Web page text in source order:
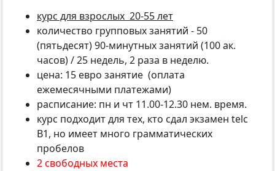
курс для взрослых 20-55 лет
количество групповых занятий - 50
(пятьдесят) 90-минутных занятий (100 ак.
часов) / 25 недель, 2 раза в неделю.
цена: 15 евро занятие (оплата
ежемесячными платежами)
расписание: пн и чт 11.00-12.30 нем. время.
курс подходит для тех, кто сдал экзамен telc
B1, но имеет много грамматических
пробелов
2 свободных места